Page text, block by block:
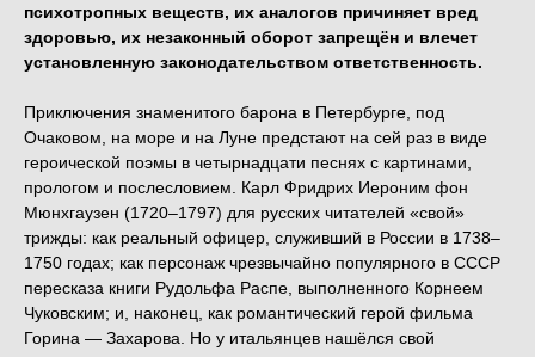
психотропных веществ, их аналогов причиняет вред
здоровью, их незаконный оборот запрещён и влечет
установленную законодательством ответственность.
Приключения знаменитого барона в Петербурге, под
Очаковом, на море и на Луне предстают на сей раз в виде
героической поэмы в четырнадцати песнях с картинами,
прологом и послесловием. Карл Фридрих Иероним фон
Мюнхгаузен (1720–1797) для русских читателей «свой»
трижды: как реальный офицер, служивший в России в 1738–
1750 годах; как персонаж чрезвычайно популярного в СССР
пересказа книги Рудольфа Распе, выполненного Корнеем
Чуковским; и, наконец, как романтический герой фильма
Горина — Захарова. Но у итальянцев нашёлся свой